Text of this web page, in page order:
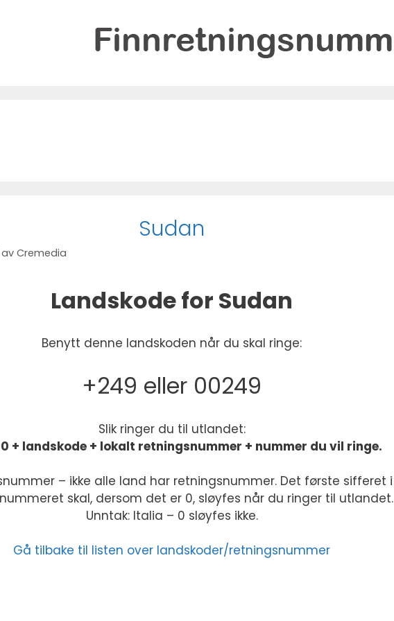
Sudan
av Cremedia
Landskode for Sudan
Benytt denne landskoden når du skal ringe:
+249 eller 00249
Slik ringer du til utlandet:
+ landskode + lokalt retningsnummer + nummer du vil ringe.
– ikke alle land har retningsnummer. Det første sifferet i
skal, dersom det er 0, sløyfes når du ringer til utlandet.
Unntak: Italia – 0 sløyfes ikke.
Gå tilbake til listen over landskoder/retningsnummer